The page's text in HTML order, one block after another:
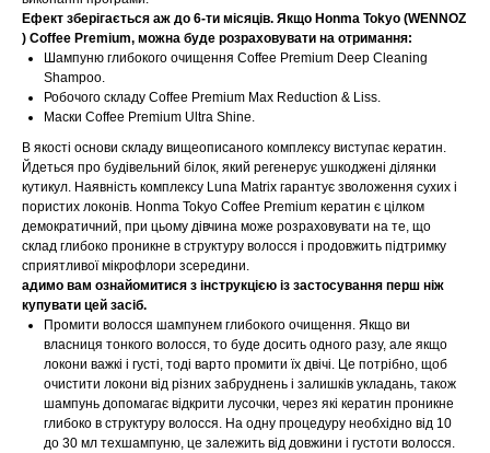
Ефект зберігається аж до 6-ти місяців. Якщо Honma Tokyo (WENNOZ
) Coffee Premium, можна буде розраховувати на отримання:
Шампуню глибокого очищення Coffee Premium Deep Cleaning
Shampoo.
Робочого складу Coffee Premium Max Reduction & Liss.
Маски Coffee Premium Ultra Shine.
В якості основи складу вищеописаного комплексу виступає кератин.
Йдеться про будівельний білок, який регенерує ушкоджені ділянки
кутикул. Наявність комплексу Luna Matrix гарантує зволоження сухих і
пористих локонів. Honma Tokyo Coffee Premium кератин є цілком
демократичний, при цьому дівчина може розраховувати на те, що
склад глибоко проникне в структуру волосся і продовжить підтримку
сприятливої ​​мікрофлори зсередини.
адимо вам ознайомитися з інструкцією із застосування перш ніж
купувати цей засіб.
Промити волосся шампунем глибокого очищення. Якщо ви
власниця тонкого волосся, то буде досить одного разу, але якщо
локони важкі і густі, тоді варто промити їх двічі. Це потрібно, щоб
очистити локони від різних забруднень і залишків укладань, також
шампунь допомагає відкрити лусочки, через які кератин проникне
глибоко в структуру волосся. На одну процедуру необхідно від 10
до 30 мл техшампуню, це залежить від довжини і густоти волосся.